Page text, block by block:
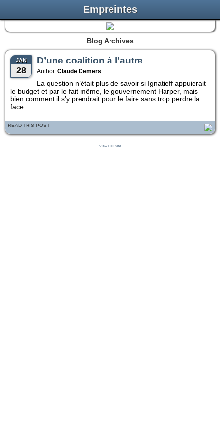
Empreintes
Blog Archives
JAN
28
D’une coalition à l’autre
Author: Claude Demers
La question n’était plus de savoir si Ignatieff appuierait
le budget et par le fait même, le gouvernement Harper, mais
bien comment il s’y prendrait pour le faire sans trop perdre la
face.
READ THIS POST
View Full Site